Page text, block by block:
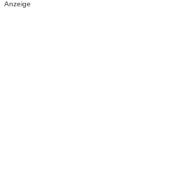
Anzeige